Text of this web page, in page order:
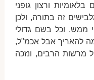
ורצון גופני
זה בתורה, ולכן
ממש, וכל בשם גדולי
להאריך אבל אכמ"ל,
מרשות הרבים, ונזכה